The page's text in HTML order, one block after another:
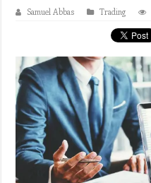
Samuel Abbas Trading